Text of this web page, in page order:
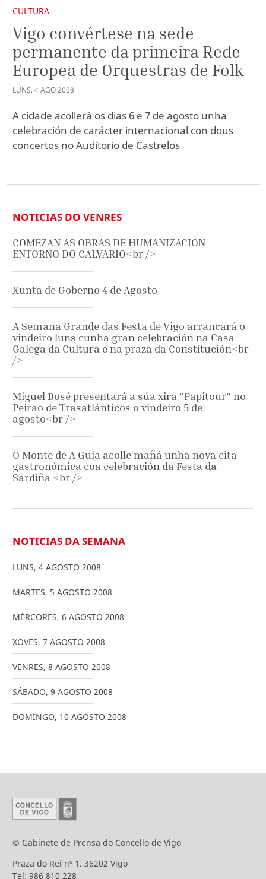
CULTURA
Vigo convértese na sede
permanente da primeira Rede
Europea de Orquestras de Folk
LUNS, 4AGO2008
A cidade acollerá os dias 6 e 7 de agosto unha
celebración de carácter internacional con dous
concertos no Auditorio de Castrelos
NOTICIAS DO VENRES
COMEZAN AS OBRAS DE HUMANIZACIÓN
ENTORNO DO CALVARIO<br />
Xunta de Goberno 4 de Agosto
A Semana Grande das Festa de Vigo arrancará o
vindeiro luns cunha gran celebración na Casa
Galega da Cultura e na praza da Constitución<br
/>
Miguel Bosé presentará a súa xira "Papitour" no
Peirao de Trasatlánticos o vindeiro 5 de
agosto<br />
O Monte de A Guía acolle mañá unha nova cita
gastronómica coa celebración da Festa da
Sardiña <br />
NOTICIAS DA SEMANA
LUNS, 4 AGOSTO 2008
MARTES, 5 AGOSTO 2008
MÉRCORES, 6 AGOSTO 2008
XOVES, 7 AGOSTO 2008
VENRES, 8 AGOSTO 2008
SÁBADO, 9 AGOSTO 2008
DOMINGO, 10 AGOSTO 2008
© Gabinete de Prensa do Concello de Vigo
Praza do Rei nº 1. 36202 Vigo
Tel: 986 810 228